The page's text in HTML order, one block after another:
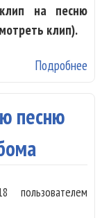
на песню
клип).
Подробнее
песню
пользователем